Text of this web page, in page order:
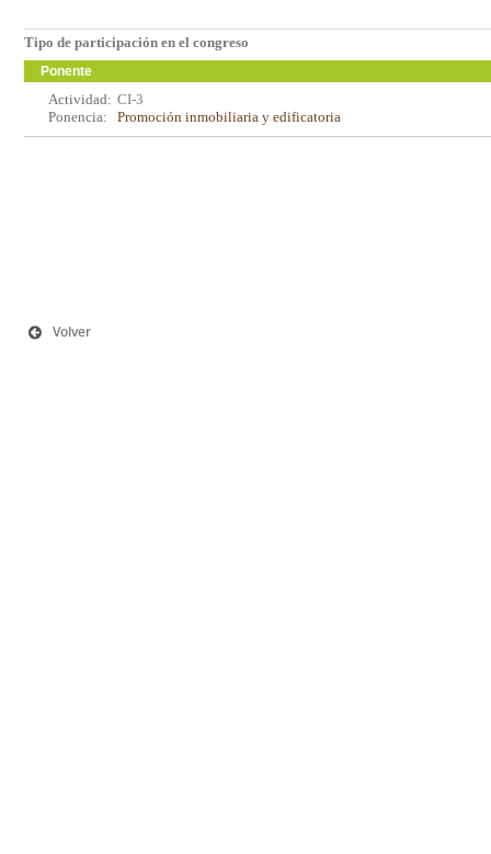
Tipo de participación en el congreso
Ponente
Actividad: CI-3
Ponencia:
Promoción inmobiliaria y edificatoria
Volver